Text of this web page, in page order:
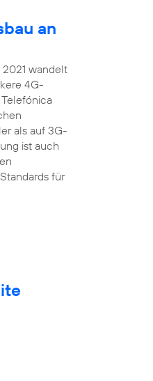
an
wandelt
4G-
als auf 3G-
ist auch
für